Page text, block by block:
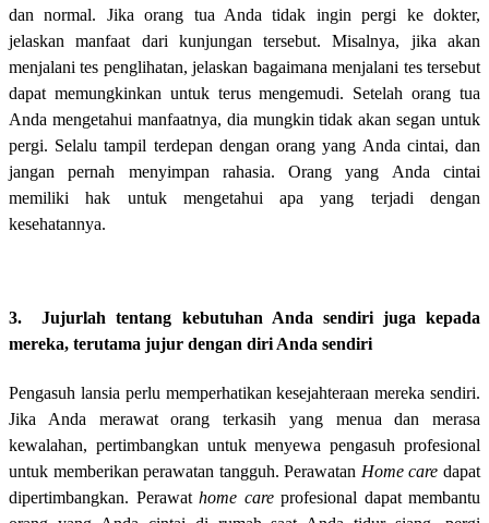
dan normal. Jika orang tua Anda tidak ingin pergi ke dokter,
jelaskan manfaat dari kunjungan tersebut. Misalnya, jika akan
menjalani tes penglihatan, jelaskan bagaimana menjalani tes tersebut
dapat memungkinkan untuk terus mengemudi. Setelah orang tua
Anda mengetahui manfaatnya, dia mungkin tidak akan segan untuk
pergi. Selalu tampil terdepan dengan orang yang Anda cintai, dan
jangan pernah menyimpan rahasia. Orang yang Anda cintai
memiliki hak untuk mengetahui apa yang terjadi dengan
kesehatannya.
3. Jujurlah tentang kebutuhan Anda sendiri juga kepada
mereka, terutama jujur dengan diri Anda sendiri
Pengasuh lansia perlu memperhatikan kesejahteraan mereka sendiri.
Jika Anda merawat orang terkasih yang menua dan merasa
kewalahan, pertimbangkan untuk menyewa pengasuh profesional
untuk memberikan perawatan tangguh. Perawatan Home care dapat
dipertimbangkan. Perawat home careprofesional dapat membantu